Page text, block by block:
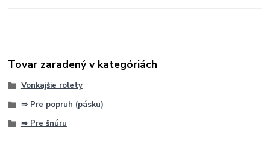
Tovar zaradený v kategóriách
Vonkajšie rolety
⇒ Pre popruh (pásku)
⇒ Pre šnúru